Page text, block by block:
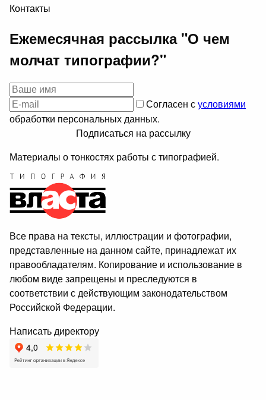
Контакты
Ежемесячная рассылка "О чем
молчат типографии?"
Согласен сусловиями
обработки персональных данных.
Подписаться на рассылку
Материалы о тонкостях работы с типографией.
Все права на тексты, иллюстрации и фотографии,
представленные на данном сайте, принадлежат их
правообладателям. Копирование и использование в
любом виде запрещены и преследуются в
соответствии с действующим законодательством
Российской Федерации.
Написать директору